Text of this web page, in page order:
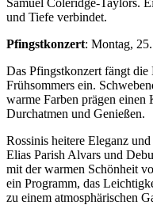
Samuel Coleridge-Taylors.
und Tiefe verbindet.
Pfingstkonzert: Montag,
Das Pfingstkonzert fängt
Frühsommers ein.
warme Farben prägen einen
Durchatmen und Genießen.
Rossinis heitere Eleganz
Elias Parish Alvars und
mit der warmen Schönheit
ein Programm, das
zu einem atmosphärischen